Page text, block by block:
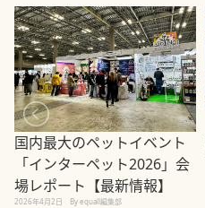
国内最大のペットイベント
「インターペット2026」会
場レポート【最新情報】
2026年4月2日 By equall編集部